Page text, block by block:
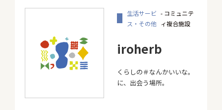
iroherb
生活サービ
ス・その他
- コミュニテ
ィ複合施設
くらしの＃なんかいいな。
に、出会う場所。